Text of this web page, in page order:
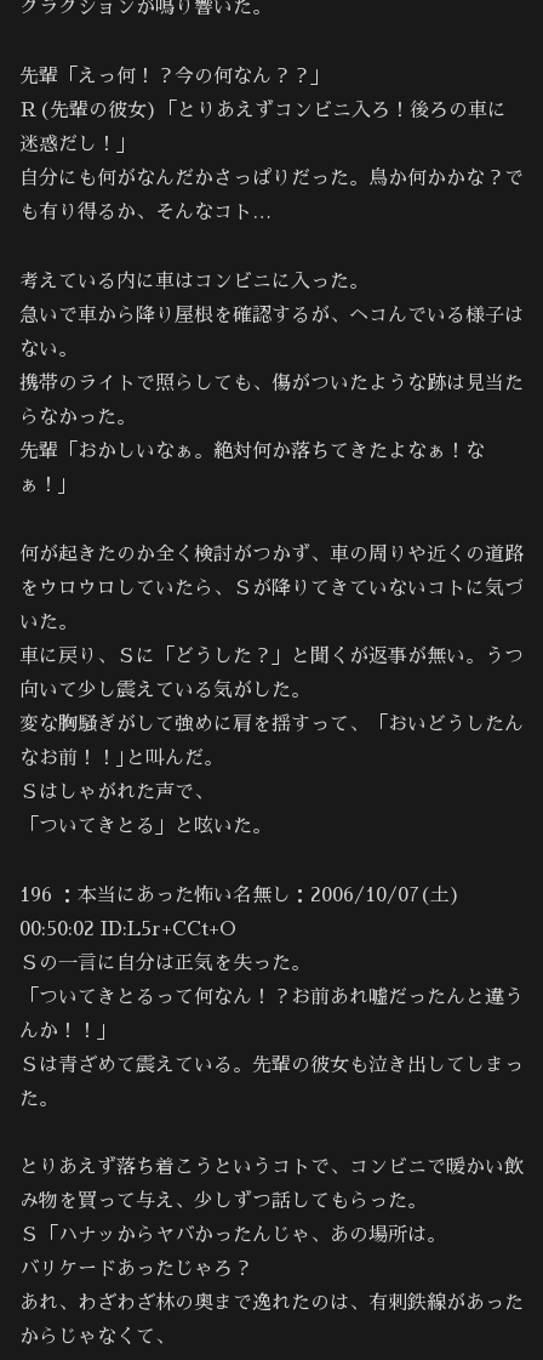
クラクションが鳴り響いた。
先輩「えっ何！？今の何なん？？」
Ｒ(先輩の彼女)「とりあえずコンビニ入ろ！後ろの車に
迷惑だし！」
自分にも何がなんだかさっぱりだった。鳥か何かかな？で
も有り得るか、そんなコト…
考えている内に車はコンビニに入った。
急いで車から降り屋根を確認するが、ヘコんでいる様子は
ない。
携帯のライトで照らしても、傷がついたような跡は見当た
らなかった。
先輩「おかしいなぁ。絶対何か落ちてきたよなぁ！な
ぁ！｣
何が起きたのか全く検討がつかず、車の周りや近くの道路
をウロウロしていたら、Ｓが降りてきていないコトに気づ
いた。
車に戻り、Ｓに「どうした？」と聞くが返事が無い。うつ
向いて少し震えている気がした。
変な胸騒ぎがして強めに肩を揺すって、「おいどうしたん
なお前！！｣と叫んだ。
Ｓはしゃがれた声で、
「ついてきとる」と呟いた。
196 ：本当にあった怖い名無し：2006/10/07(土)
00:50:02 ID:L5r+CCt+O
Ｓの一言に自分は正気を失った。
「ついてきとるって何なん！？お前あれ嘘だったんと違う
んか！！」
Ｓは青ざめて震えている。先輩の彼女も泣き出してしまっ
た。
とりあえず落ち着こうというコトで、コンビニで暖かい飲
み物を買って与え、少しずつ話してもらった。
Ｓ「ハナッからヤバかったんじゃ、あの場所は。
バリケードあったじゃろ？
あれ、わざわざ林の奥まで逸れたのは、有刺鉄線があった
からじゃなくて、